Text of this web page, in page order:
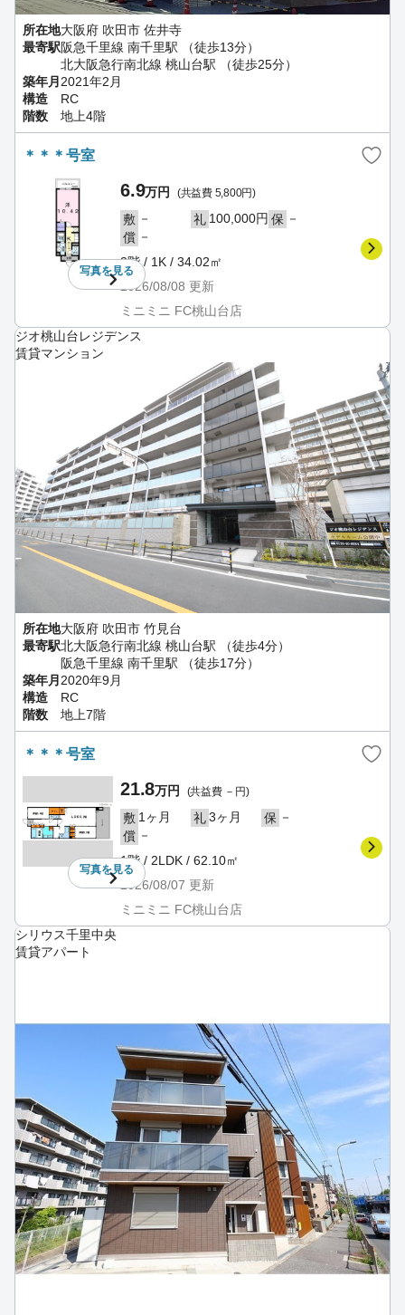
所在地大阪府 吹田市 佐井寺
最寄駅阪急千里線 南千里駅 （徒歩13分）
北大阪急行南北線 桃山台駅 （徒歩25分）
築年月 2021年2月
構造
RC
階数
地上4階
＊＊＊号室
写真を見る
6.9万円 (共益費 5,800円)
敷 － 礼 100,000円 保 －
償 －
2階 / 1K / 34.02㎡
2026/08/08 更新
ミニミニ FC桃山台店
ジオ桃山台レジデンス
賃貸マンション
所在地大阪府 吹田市 竹見台
最寄駅北大阪急行南北線 桃山台駅 （徒歩4分）
阪急千里線 南千里駅 （徒歩17分）
築年月 2020年9月
構造
RC
階数
地上7階
＊＊＊号室
写真を見る
21.8万円 (共益費 －円)
敷 1ヶ月 礼3ヶ月 保 －
償 －
1階 / 2LDK / 62.10㎡
2026/08/07 更新
ミニミニ FC桃山台店
シリウス千里中央
賃貸アパート